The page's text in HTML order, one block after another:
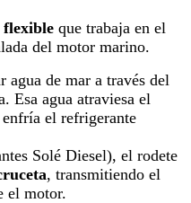
que trabaja en el
del motor marino.
agua de mar a través del
Esa agua atraviesa el
el refrigerante
Solé Diesel), el rodete
, transmitiendo el
el motor.